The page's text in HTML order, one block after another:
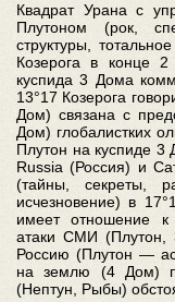
Квадрат Урана с
Плутоном (рок,
структуры,
Козерога в конце
куспида 3 Дома
13°17 Козерога
Дом) связана с
Дом) глобалистких
Плутон на куспиде 3
Russia (Россия) и
(тайны, секреты,
исчезновение) в
имеет отношение к
атаки СМИ (Плутон,
Россию (Плутон —
на землю (4 Дом)
(Нептун, Рыбы)